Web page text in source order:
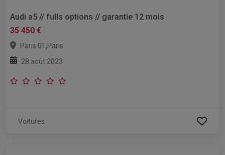
Audi a5 // fulls options // garantie 12 mois
35 450 €
Paris 01 ,Paris
28 août 2023
Voitures